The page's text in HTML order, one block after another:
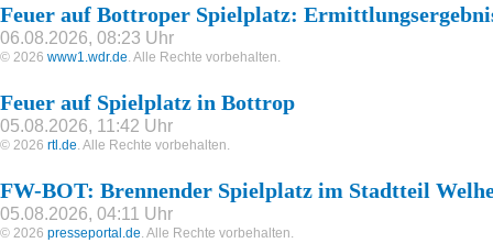
Feuer auf Bottroper Spielplatz:
06.08.2026, 08:23 Uhr
© 2026 www1.wdr.de . Alle Rechte vorbehalten.
Feuer auf Spielplatz in Bottrop
05.08.2026, 11:42 Uhr
© 2026 rtl.de. Alle Rechte vorbehalten.
FW-BOT: Brennender Spielplatz im Stadtteil
05.08.2026, 04:11 Uhr
© 2026 presseportal.de. Alle Rechte vorbehalten.